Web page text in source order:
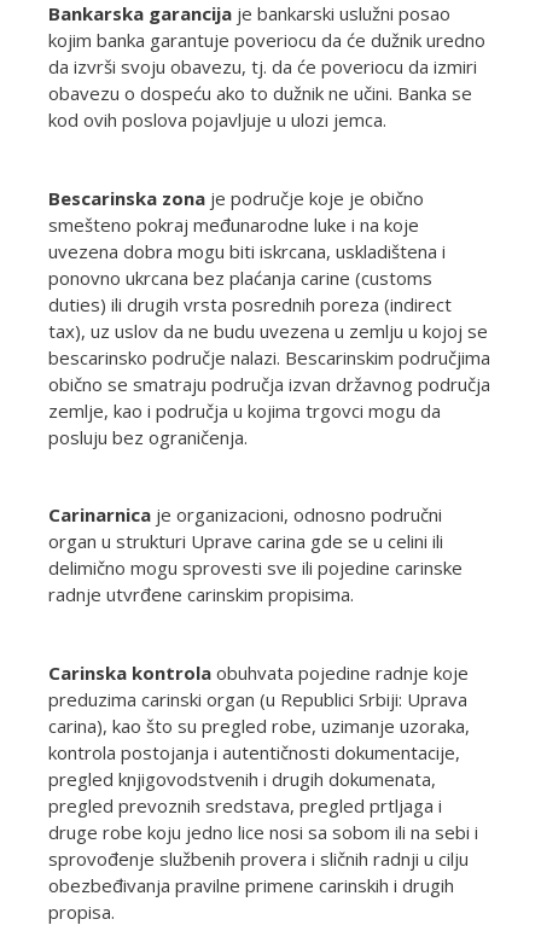
Bankarska garancija je bankarski uslužni posao
kojim banka garantuje poveriocu da će dužnik uredno
da izvrši svoju obavezu, tj. da će poveriocu da izmiri
obavezu o dospeću ako to dužnik ne učini. Banka se
kod ovih poslova pojavljuje u ulozi jemca.
Bescarinska zona je područje koje je obično
smešteno pokraj međunarodne luke i na koje
uvezena dobra mogu biti iskrcana, uskladištena i
ponovno ukrcana bez plaćanja carine (customs
duties) ili drugih vrsta posrednih poreza (indirect
tax), uz uslov da ne budu uvezena u zemlju u kojoj se
bescarinsko područje nalazi. Bescarinskim područjima
obično se smatraju područja izvan državnog područja
zemlje, kao i područja u kojima trgovci mogu da
posluju bez ograničenja.
Carinarnica je organizacioni, odnosno područni
organ u strukturi Uprave carina gde se u celini ili
delimično mogu sprovesti sve ili pojedine carinske
radnje utvrđene carinskim propisima.
Carinska kontrola obuhvata pojedine radnje koje
preduzima carinski organ (u Republici Srbiji: Uprava
carina), kao što su pregled robe, uzimanje uzoraka,
kontrola postojanja i autentičnosti dokumentacije,
pregled knjigovodstvenih i drugih dokumenata,
pregled prevoznih sredstava, pregled prtljaga i
druge robe koju jedno lice nosi sa sobom ili na sebi i
sprovođenje službenih provera i sličnih radnji u cilju
obezbeđivanja pravilne primene carinskih i drugih
propisa.